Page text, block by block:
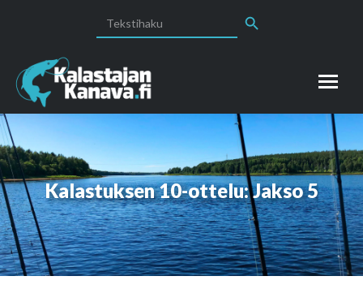
for:
Kalastuksen 10-ottelu: Jakso 5